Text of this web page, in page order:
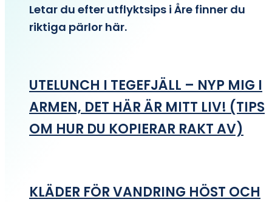
Letar du efter utflyktsips i Åre finner du
riktiga pärlor här.
UTELUNCH I TEGEFJÄLL – NYP MIG I
ARMEN, DET HÄR ÄR MITT LIV! (TIPS
OM HUR DU KOPIERAR RAKT AV)
KLÄDER FÖR VANDRING HÖST OCH